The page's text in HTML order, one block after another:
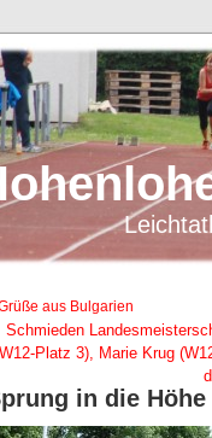
aus Bulgarien
Schmieden
Platz 3), Marie Krug
in die